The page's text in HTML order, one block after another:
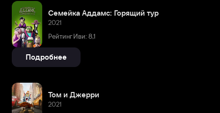
Семейка Аддамс: Горящий тур
2021
Рейтинг Иви: 8,1
Подробнее
Том и Джерри
2021